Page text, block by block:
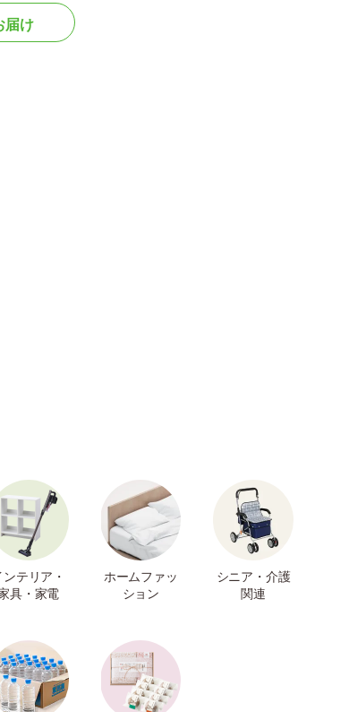
届け
ンテリア・
具・家電
ホームファッ
ション
シニア・介護
関連